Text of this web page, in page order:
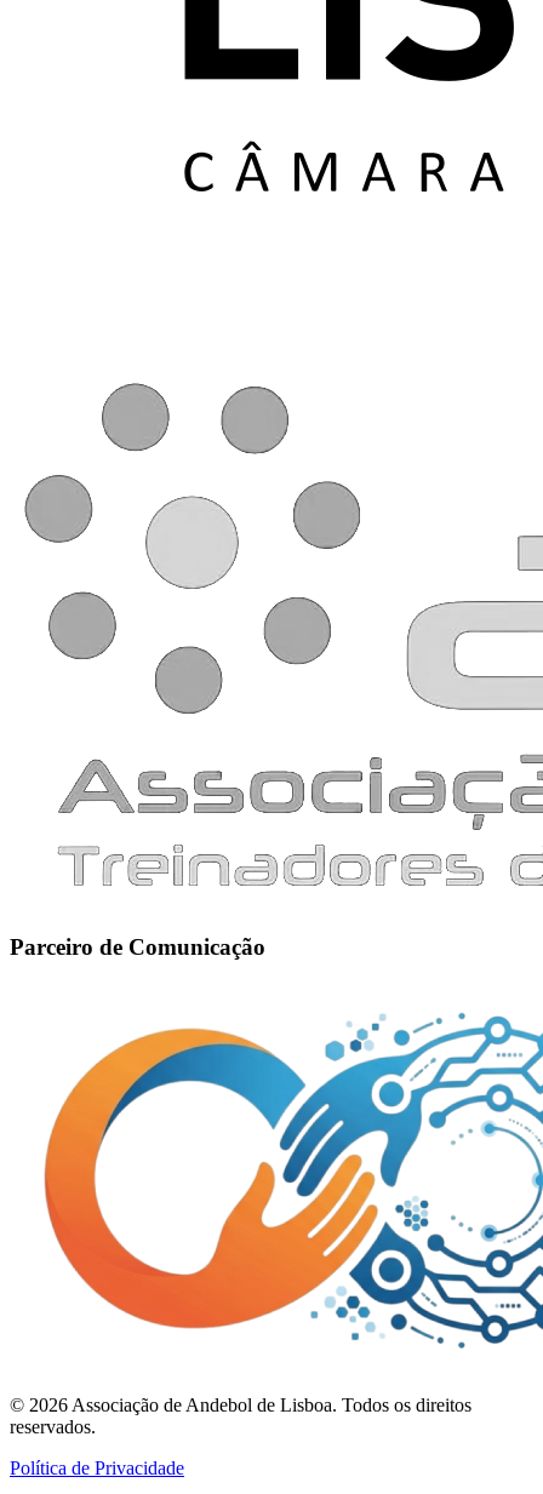
Parceiro de Comunicação
© 2026 Associação de Andebol de Lisboa. Todos os direitos
reservados.
Política de Privacidade